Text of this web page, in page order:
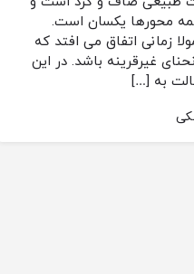
محورها یکسان است.
زمانی اتفاق می افتد که
غیرقرینه باشد. در این
به […]